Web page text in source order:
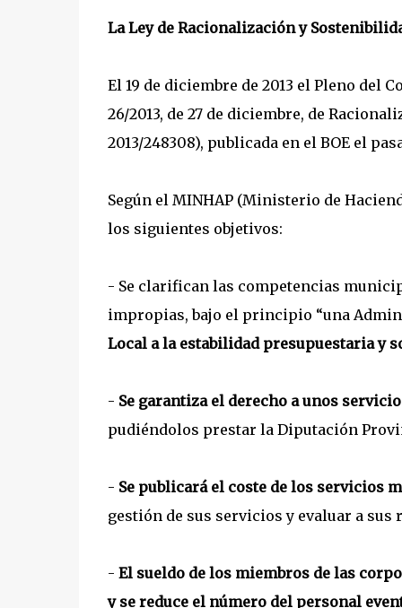
La Ley de Racionalización y
El 19 de diciembre de 2013 el Pleno del
26/2013, de 27 de diciembre, de
2013/248308), publicada en el BOE el
Según el MINHAP (Ministerio de
los siguientes objetivos:
- Se clarifican las competencias
impropias, bajo el principio “una
Local a la estabilidad presupuestaria y
- Se garantiza el derecho a unos
pudiéndolos prestar la Diputación
- Se publicará el coste de los servicios
gestión de sus servicios y evaluar a sus
- El sueldo de los miembros de las
y se reduce el número del personal